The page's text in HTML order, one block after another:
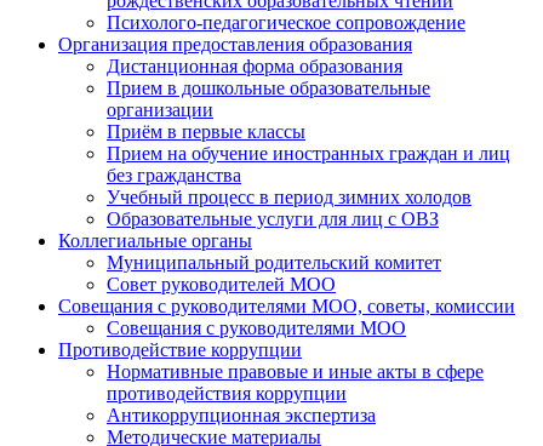
Психолого-педагогическое сопровождение
Организация предоставления образования
Дистанционная форма образования
Прием в дошкольные образовательные
организации
Приём в первые классы
Прием на обучение иностранных граждан и лиц
без гражданства
Учебный процесс в период зимних холодов
Образовательные услуги для лиц с ОВЗ
Коллегиальные органы
Муниципальный родительский комитет
Совет руководителей МОО
Совещания с руководителями МОО, советы, комиссии
Совещания с руководителями МОО
Противодействие коррупции
Нормативные правовые и иные акты в сфере
противодействия коррупции
Антикоррупционная экспертиза
Методические материалы